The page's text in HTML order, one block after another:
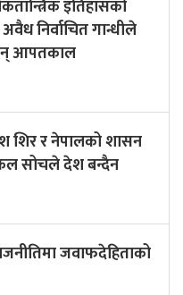
इतिहासको
निर्वाचित गान्धीले
आपतकाल
शिर र नेपालको शासन
सोचले देश बन्दैन
जवाफदेहिताको